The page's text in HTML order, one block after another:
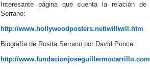
Interesante página que cuenta la relación
Serrano:
http://www.hollywoodposters.net/willwill.htm
Biografía de Rosita Serrano por David Ponce:
http://